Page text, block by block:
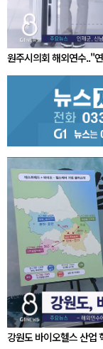
원주시의회 해외연수.."
강원도 바이오헬스 산업